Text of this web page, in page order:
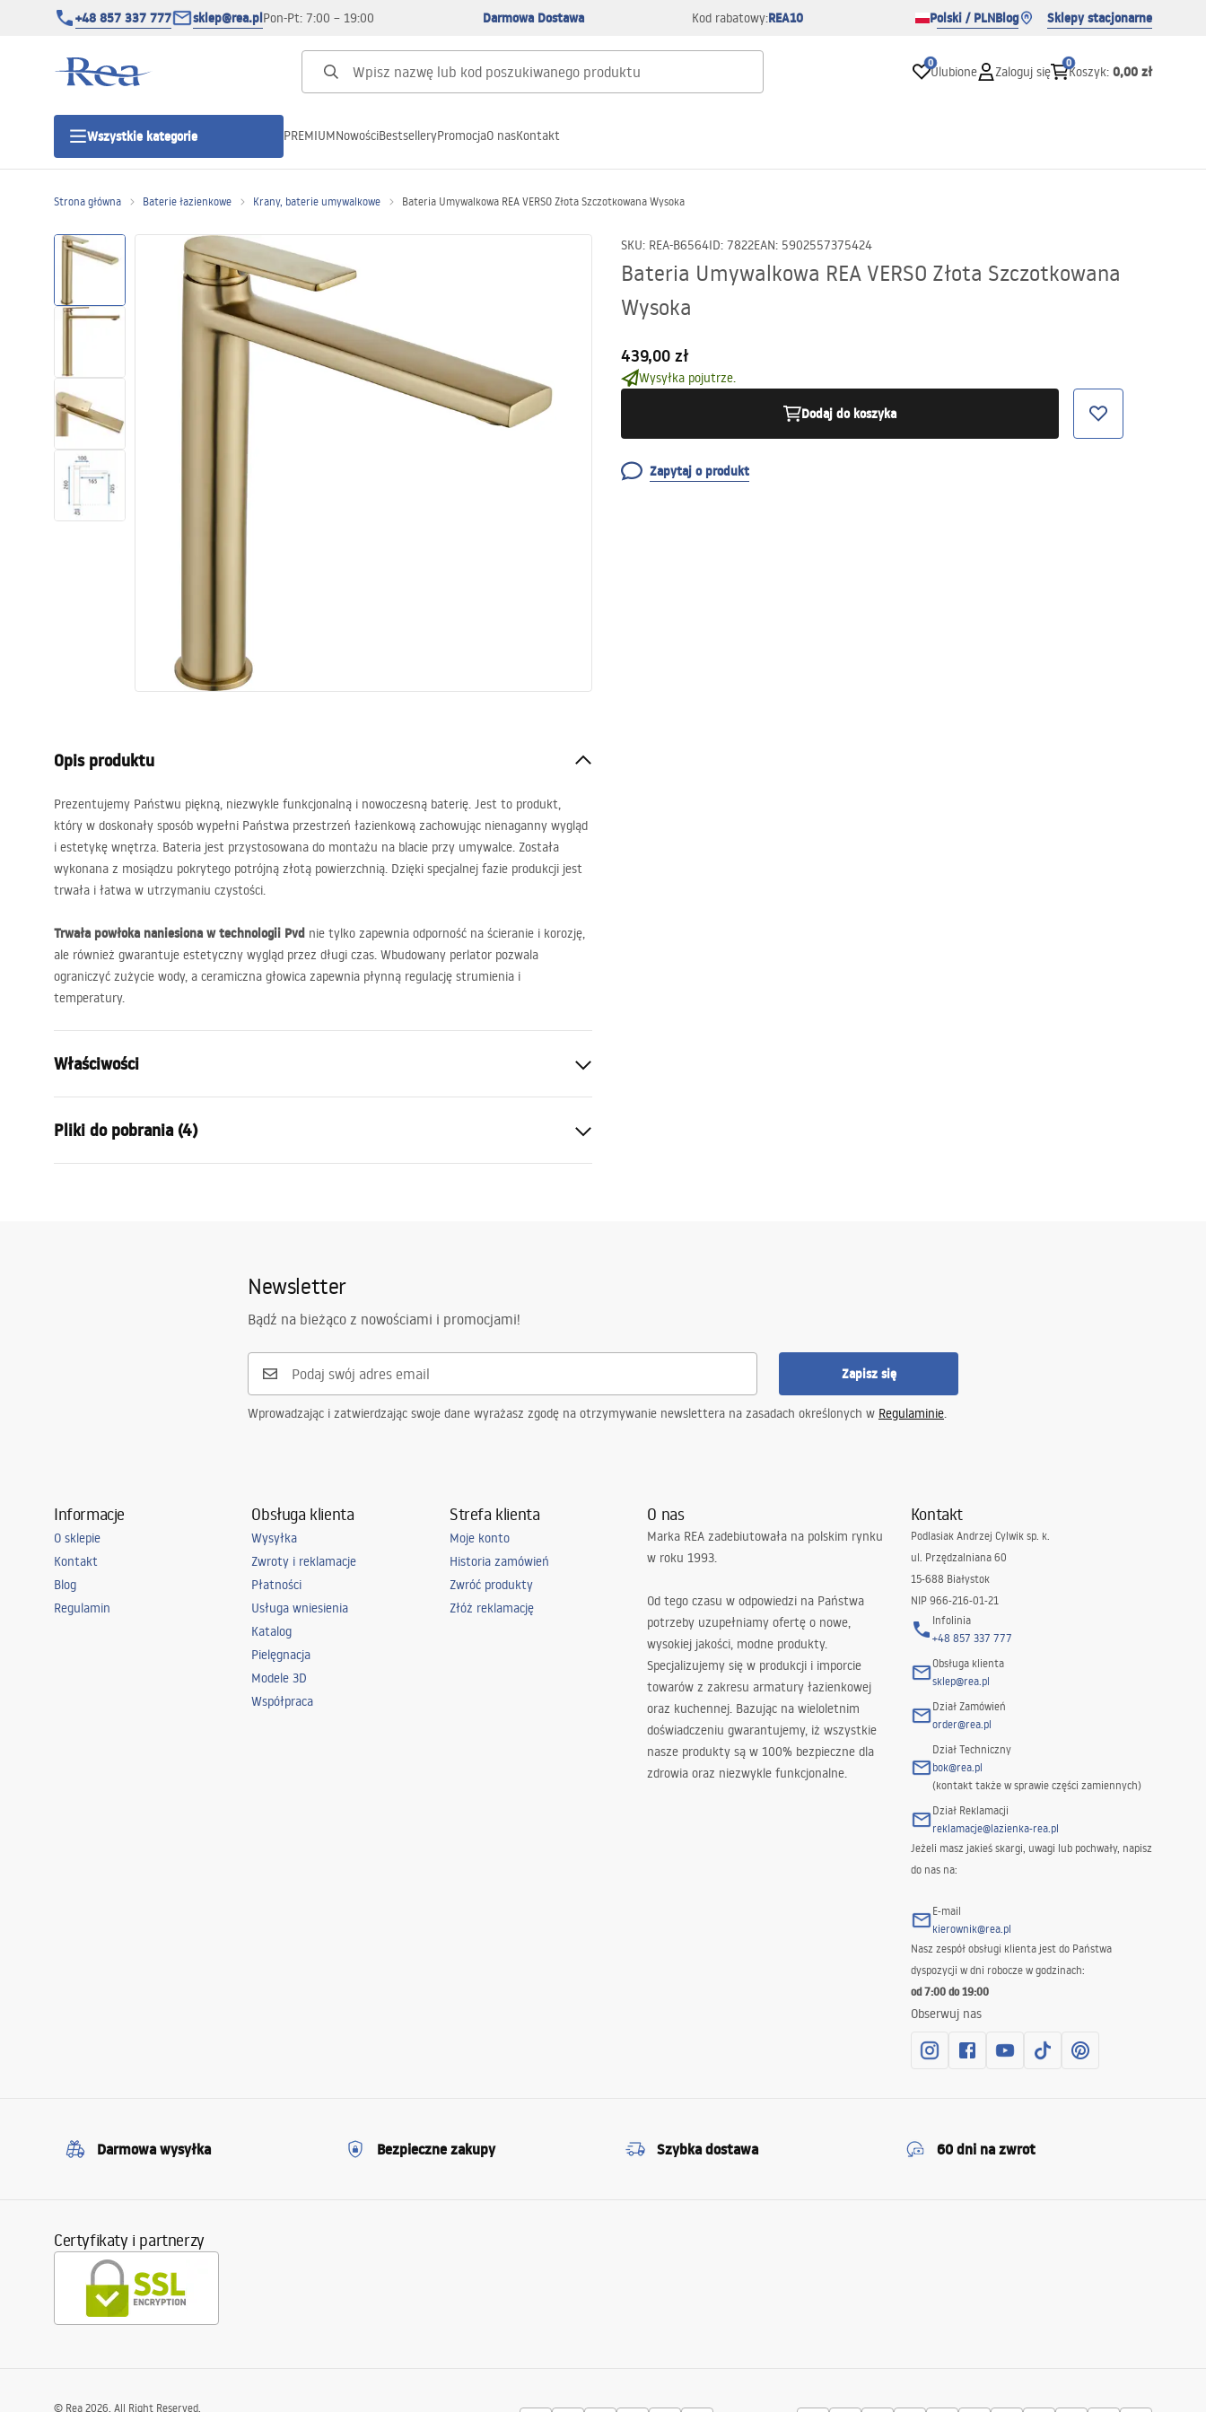
+48 857 337 777 sklep@rea.plPon-Pt: 7:00 – 19:00 Darmowa Dostawa Kod rabatowy:REA10 Polski / PLNBlog Sklepy stacjonarne
0
Ulubione Zaloguj się
0
Koszyk: 0,00 zł
Wszystkie kategorie
Kategorie produktowe
Kabiny prysznicowe
Drzwi prysznicowe
Brodziki prysznicowe
Toalety, ubikacje
Umywalki
Akcesoria i meble łazienkowe
PREMIUMNowościBestselleryPromocjaO nasKontakt
Strona główna Baterie łazienkowe Krany, baterie umywalkowe Bateria Umywalkowa REA VERSO Złota Szczotkowana Wysoka
SKU: REA-B6564ID: 7822EAN: 5902557375424
Bateria Umywalkowa REA VERSO Złota Szczotkowana
Wysoka
439,00 zł
Wysyłka pojutrze.
Dodaj do koszyka
Zapytaj o produkt
Opis produktu
Prezentujemy Państwu piękną, niezwykle funkcjonalną i nowoczesną baterię. Jest to produkt,
który w doskonały sposób wypełni Państwa przestrzeń łazienkową zachowując nienaganny wygląd
i estetykę wnętrza. Bateria jest przystosowana do montażu na blacie przy umywalce. Została
wykonana z mosiądzu pokrytego potrójną złotą powierzchnią. Dzięki specjalnej fazie produkcji jest
trwała i łatwa w utrzymaniu czystości.
Trwała powłoka naniesiona w technologii Pvd nie tylko zapewnia odporność na ścieranie i korozję,
ale również gwarantuje estetyczny wygląd przez długi czas. Wbudowany perlator pozwala
ograniczyć zużycie wody, a ceramiczna głowica zapewnia płynną regulację strumienia i
temperatury.
Właściwości
Sposób montażu:
Kolor:
Złoty szczotkowany
260
5 lat
Pliki do pobrania (4)
Pielegnacja.pdf
Newsletter
Bądź na bieżąco z nowościami i promocjami!
Zapisz się
Wprowadzając i zatwierdzając swoje dane wyrażasz zgodę na otrzymywanie newslettera na zasadach określonych w Regulaminie.
Informacje
O sklepie
Kontakt
Blog
Regulamin
Obsługa klienta
Wysyłka
Zwroty i reklamacje
Płatności
Usługa wniesienia
Katalog
Pielęgnacja
Modele 3D
Współpraca
Strefa klienta
Moje konto
Historia zamówień
Zwróć produkty
Złóż reklamację
O nas
Marka REA zadebiutowała na polskim rynku
w roku 1993.
Od tego czasu w odpowiedzi na Państwa
potrzeby uzupełniamy ofertę o nowe,
wysokiej jakości, modne produkty.
Specjalizujemy się w produkcji i imporcie
towarów z zakresu armatury łazienkowej
oraz kuchennej. Bazując na wieloletnim
doświadczeniu gwarantujemy, iż wszystkie
nasze produkty są w 100% bezpieczne dla
zdrowia oraz niezwykle funkcjonalne.
Kontakt
Podlasiak Andrzej Cylwik sp. k.
ul. Przędzalniana 60
15-688 Białystok
NIP 966-216-01-21
Infolinia
+48 857 337 777
Obsługa klienta
sklep@rea.pl
Dział Zamówień
order@rea.pl
Dział Techniczny
bok@rea.pl
(kontakt także w sprawie części zamiennych)
Dział Reklamacji
reklamacje@lazienka-rea.pl
Jeżeli masz jakieś skargi, uwagi lub pochwały, napisz
do nas na:
E-mail
kierownik@rea.pl
Nasz zespół obsługi klienta jest do Państwa
dyspozycji w dni robocze w godzinach:
od 7:00 do 19:00
Obserwuj nas
Darmowa wysyłka Bezpieczne zakupy Szybka dostawa 60 dni na zwrot
Certyfikaty i partnerzy
© Rea 2026. All Right Reserved.